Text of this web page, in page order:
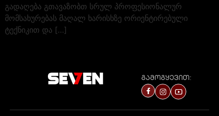
გადაღება გთავაზობთ სრულ პროფესიონალურ
მომსახურებას მაღალ ხარისხზე ორიენტირებული
ტექნიკით და […]
გამოგყევით: